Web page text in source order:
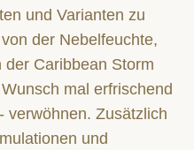
und Varianten zu
der Nebelfeuchte,
Caribbean Storm
mal erfrischend
verwöhnen. Zusätzlich
und